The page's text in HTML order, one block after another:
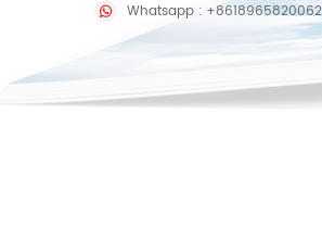
Whatsapp : +8618965820062